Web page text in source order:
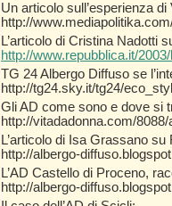
Un articolo sull’esperienza
http://
L’articolo di Cristina Nadotti
http://www.repubblica.it/
TG 24 Albergo Diffuso se
http://tg24.sky.it/tg24/
Gli AD come sono e dove si
http://vitadadonna.com/
L’articolo di Isa Grassano su
http://albergo-
L’AD Castello di Proceno,
http://albergo-